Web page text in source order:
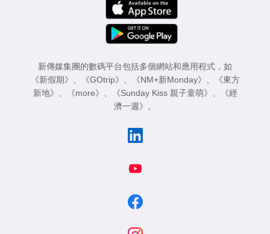
新傳媒集團的數碼平台包括多個網站和應用程式，如
《新假期》 、 《GOtrip》 、 《NM+新Monday》 、
《東方
新地》 、 《more》 、 《Sunday Kiss 親子童萌》 、
《經
濟一週》 。